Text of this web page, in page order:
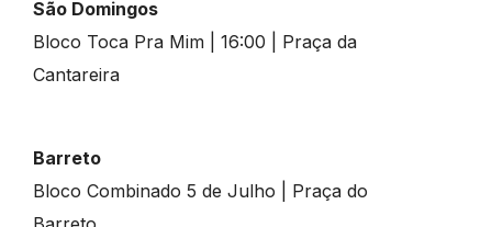
São Domingos
Bloco Toca Pra Mim | 16:00 | Praça da
Cantareira
Barreto
Bloco Combinado 5 de Julho | Praça do